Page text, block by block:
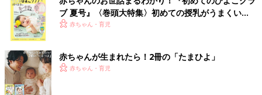
ブ 夏号』〈巻頭大特集〉初めての授乳がうまくい
く！ おっぱい・ミルクの基本と夏のトラブル 解決テ
赤ちゃん・育児
赤ちゃんが生まれたら！2冊の「たまひよ」
赤ちゃん・育児